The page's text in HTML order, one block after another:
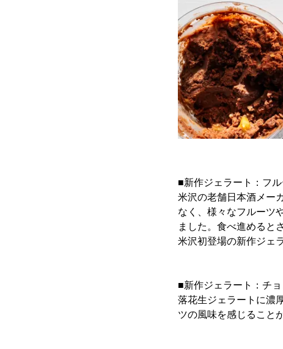
■新作ジェラート：フ
米沢の老舗日本酒メー
なく、様々なフルーツ
ました。食べ進めると
米沢初登場の新作ジェ
■新作ジェラート：チ
落花生ジェラートに濃
ツの風味を感じること